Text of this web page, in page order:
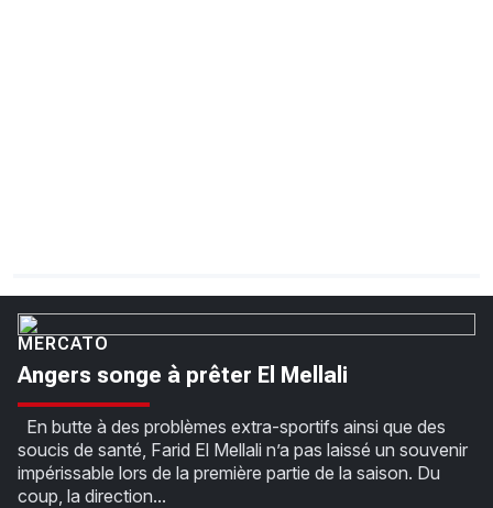
MERCATO
Angers songe à prêter El Mellali
En butte à des problèmes extra-sportifs ainsi que des
soucis de santé, Farid El Mellali n’a pas laissé un souvenir
impérissable lors de la première partie de la saison. Du
coup, la direction...